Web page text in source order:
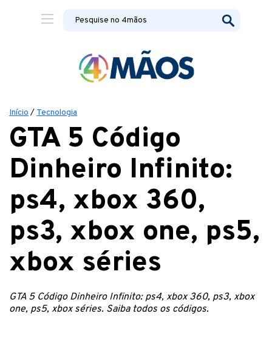
Início / Tecnologia
GTA 5 Código
Dinheiro Infinito:
ps4, xbox 360,
ps3, xbox one, ps5,
xbox séries
GTA 5 Código Dinheiro Infinito: ps4, xbox 360, ps3, xbox
one, ps5, xbox séries. Saiba todos os códigos.